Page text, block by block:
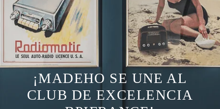
¡MADEHO SE UNE AL
CLUB DE EXCELENCIA